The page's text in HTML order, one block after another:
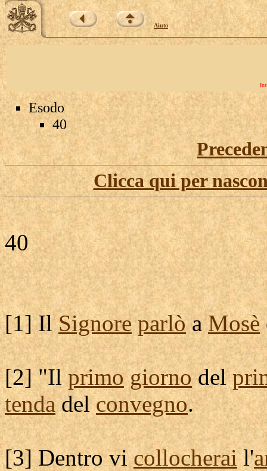
Aiuto
Esodo
40
Clicca qui per
40
[1] IlSignore parlòaMosè
[2] "Ilprimo giornodel
tendadelconvegno.
[3] Dentro vicollocherail'